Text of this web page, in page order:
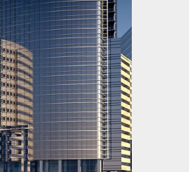
1385
02-07
웹사이팅